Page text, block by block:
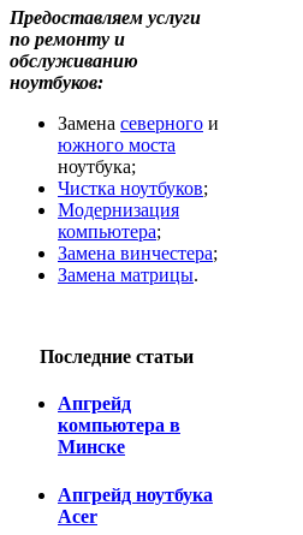
Предоставляем услуги
по ремонту и
обслуживанию
ноутбуков:
Замена северного и
южного моста
ноутбука;
Чистка ноутбуков;
Модернизация
компьютера;
Замена винчестера;
Замена матрицы.
Последние статьи
Апгрейд
компьютера в
Минске
Апгрейд ноутбука
Acer